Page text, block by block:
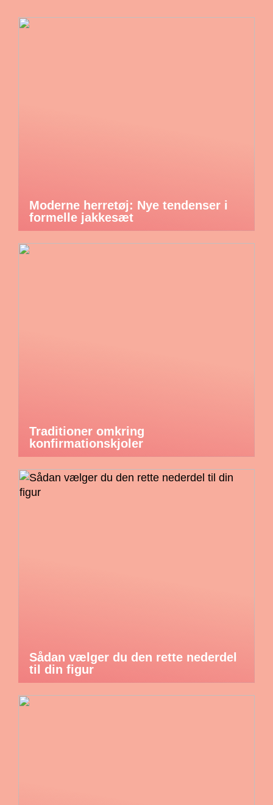
Moderne herretøj: Nye tendenser i
formelle jakkesæt
Traditioner omkring
konfirmationskjoler
Sådan vælger du den rette nederdel
til din figur